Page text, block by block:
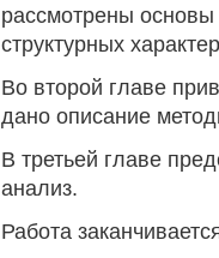
рассмотрены
структурных
Во второй главе
дано описание
В третьей главе
анализ.
Работа